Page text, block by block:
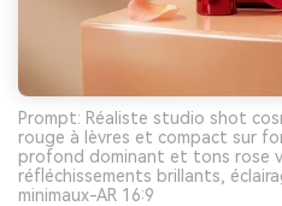
Prompt: Réaliste studio shot
rouge à lèvres et compact sur
profond dominant et tons rose
réfléchissements brillants,
minimaux-AR 16:9